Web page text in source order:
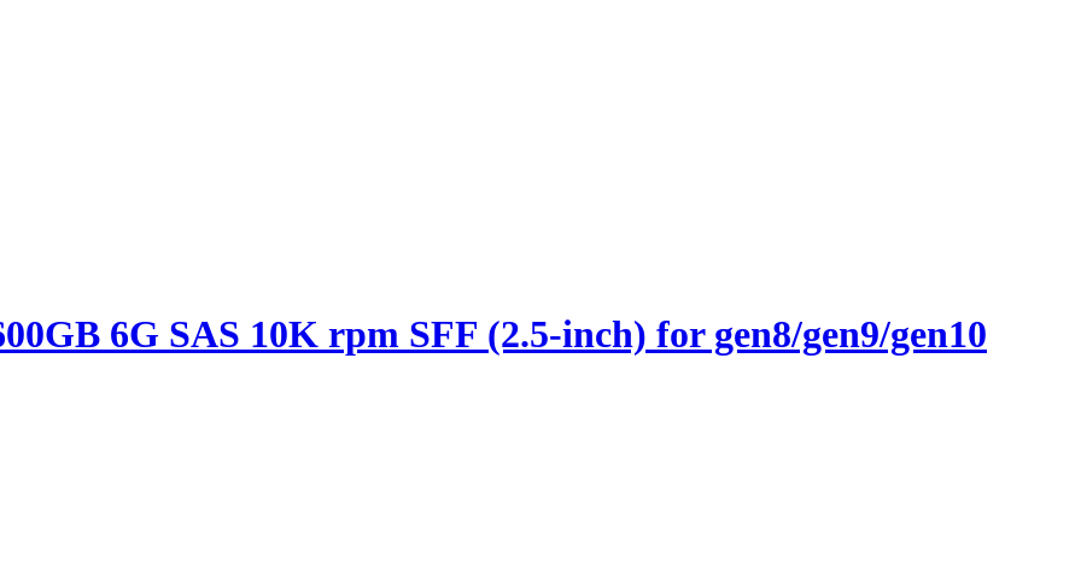
6G SAS 10K rpm SFF (2.5-inch) for gen8/gen9/gen10